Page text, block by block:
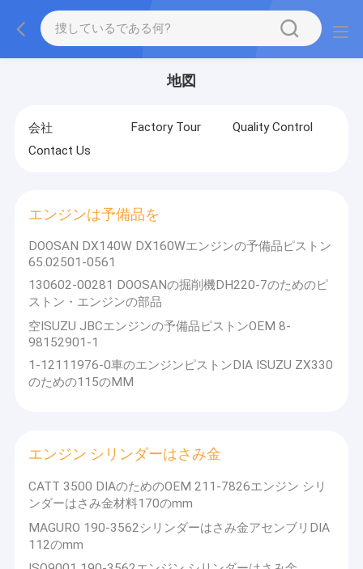
地図
会社 Factory Tour
Quality Control
Contact Us
エンジンは予備品を
DOOSAN DX140W DX160Wエンジンの予備品ピストン
65.02501-0561
130602-00281 DOOSANの掘削機DH220-7のためのピ
ストン・エンジンの部品
空ISUZU JBCエンジンの予備品ピストンOEM 8-
98152901-1
1-12111976-0車のエンジンピストンDIA ISUZU ZX330
のための115のMM
エンジン シリンダーはさみ金
CATT 3500 DIAのためのOEM 211-7826エンジン シリ
ンダーはさみ金材料170のmm
MAGURO 190-3562シリンダーはさみ金アセンブリDIA
112のmm